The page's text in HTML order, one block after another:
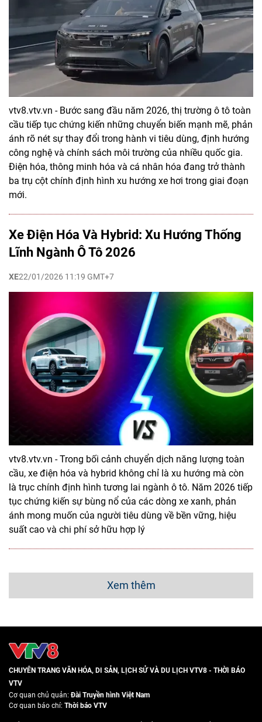
vtv8.vtv.vn - Bước sang đầu năm 2026, thị trường ô tô toàn
cầu tiếp tục chứng kiến những chuyển biến mạnh mẽ, phản
ánh rõ nét sự thay đổi trong hành vi tiêu dùng, định hướng
công nghệ và chính sách môi trường của nhiều quốc gia.
Điện hóa, thông minh hóa và cá nhân hóa đang trở thành
ba trụ cột chính định hình xu hướng xe hơi trong giai đoạn
mới.
Xe Điện Hóa Và Hybrid: Xu Hướng Thống
Lĩnh Ngành Ô Tô 2026
XE22/01/2026 11:19 GMT+7
vtv8.vtv.vn - Trong bối cảnh chuyển dịch năng lượng toàn
cầu, xe điện hóa và hybrid không chỉ là xu hướng mà còn
là trục chính định hình tương lai ngành ô tô. Năm 2026 tiếp
tục chứng kiến sự bùng nổ của các dòng xe xanh, phản
ánh mong muốn của người tiêu dùng về bền vững, hiệu
suất cao và chi phí sở hữu hợp lý
Xem thêm
CHUYÊN TRANG VĂN HÓA, DI SẢN, LỊCH SỬ VÀ DU LỊCH VTV8 - THỜI BÁO
VTV
Cơ quan chủ quản:Đài Truyền hình Việt Nam
Cơ quan báo chí: Thời báo VTV